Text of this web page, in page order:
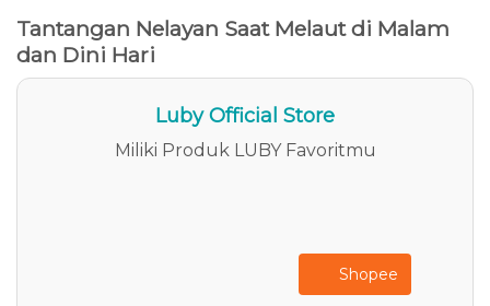
Tantangan Nelayan Saat Melaut di Malam
dan Dini Hari
Luby Official Store
Miliki Produk LUBY Favoritmu
Shopee